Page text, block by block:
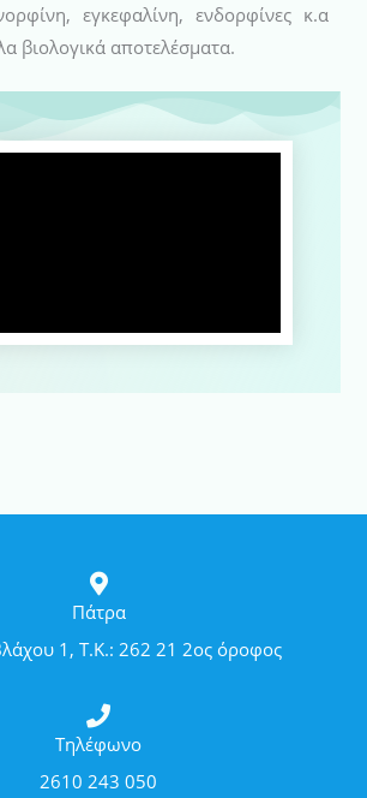
εγκεφαλίνη, ενδορφίνες κ.α
βιολογικά αποτελέσματα.
Πάτρα
1, Τ.Κ.: 262 21 2ος όροφος
Τηλέφωνο
2610 243 050